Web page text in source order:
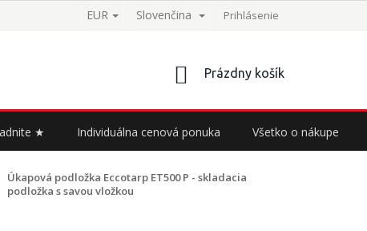
EUR Slovenčina Prihlásenie
NÁKUPNÝ
Prázdny košík
★ Individuálna cenová ponuka Všetko o nákupe
Úkapová podložka Eccotarp ET500 P - skladacia
podložka s savou vložkou